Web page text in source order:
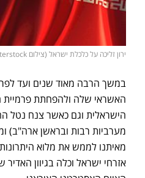
ירון זליכה על כלכלת ישראל (צילום shutterstock)
האשראי שלה ולהפחתת פרמיית
מערביות רבות ובראשן ארה"ב)
מאיתנו לממש את מלוא
אזרחי ישראל וכלה בגיוון